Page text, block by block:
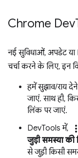
Chrome Dev
नई सुविधाओं, अपडेट
चर्चा करने के लिए, इन
हमें सुझाव/राय
जाएं. साथ ही,
लिंक पर जाएं.
DevTools में,
more_vert
जुड़ी समस्या
से जुड़ी किसी